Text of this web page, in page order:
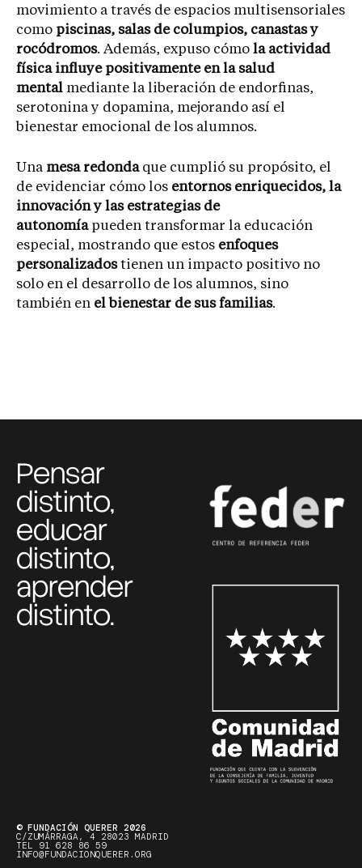
movimiento a través de espacios multisensoriales
como piscinas, salas de columpios, canastas y
rocódromos. Además, expuso cómo la actividad
física influye positivamente en la salud
mental mediante la liberación de endorfinas,
serotonina y dopamina, mejorando así el
bienestar emocional de los alumnos.
Una mesa redonda que cumplió su propósito, el
de evidenciar cómo los entornos enriquecidos, la
innovación y las estrategias de
autonomíapueden transformar la educación
especial, mostrando que estos enfoques
personalizadostienen un impacto positivo no
solo en el desarrollo de los alumnos, sino
también en el bienestar de sus familias.
Pensar
distinto,
educar
distinto,
aprender
distinto.
© FUNDACIÓN QUERER 2026
C/ZUMÁRRAGA, 4 28023 MADRID
TEL 91 628 86 59
INFO@FUNDACIONQUERER.ORG